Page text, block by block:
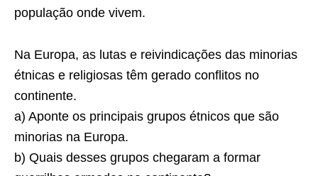
população onde vivem.
Na Europa, as lutas e reivindicações das minorias
étnicas e religiosas têm gerado conflitos no
continente.
a) Aponte os principais grupos étnicos que são
minorias na Europa.
b) Quais desses grupos chegaram a formar